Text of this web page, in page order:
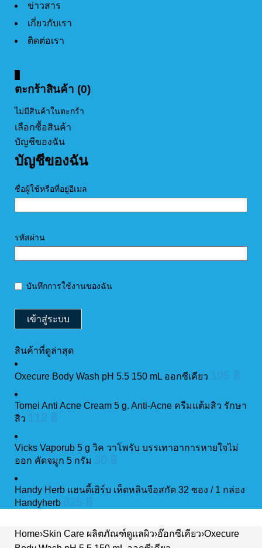
ข่าวสาร
เกี่ยวกับเรา
ติดต่อเรา
ตะกร้าสินค้า (0)
ไม่มีสินค้าในตะกร้า
เลือกซื้อสินค้า
บัญชีของฉัน
บัญชีของฉัน
ชื่อผู้ใช้หรือที่อยู่อีเมล
รหัสผ่าน
บันทึกการใช้งานของฉัน
สินค้าที่ดูล่าสุด
Oxecure Body Wash pH 5.5 150 mL ออกซีเคียว
Tomei Anti Acne Cream 5 g. Anti-Acne ครีมแต้มสิว รักษา
สิว
Vicks Vaporub 5 g วิค วาโพรับ บรรเทาอาการหายใจไม่
ออก คัดจมูก 5 กรัม
Handy Herb แฮนดี้เฮิร์บ เห็ดหลินจือสกัด 32 ซอง / 1 กล่อง
Handyherb
Home›Skin Care ผลิตภัณฑ์ดูแลผิว›อ๊อกซีเคียว›Oxecure